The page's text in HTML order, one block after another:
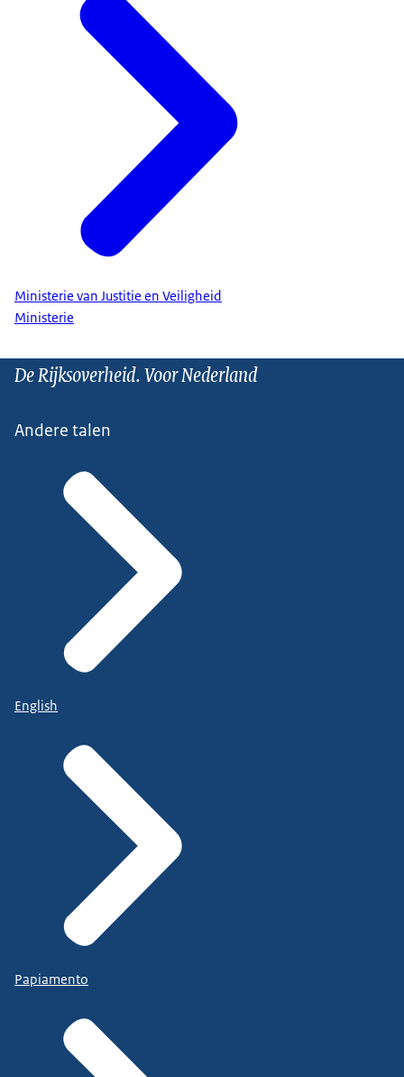
Ministerie van Justitie en Veiligheid
Ministerie
De Rijksoverheid. Voor Nederland
Andere talen
English
Papiamento